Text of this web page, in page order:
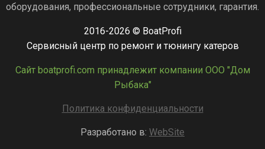
оборудования, профессиональные сотрудники, гарантия.
2016-2026 © BoatProfi
Сервисный центр по ремонт и тюнингу катеров
Сайт boatprofi.com принадлежит компании ООО "Дом
Рыбака"
Политика конфиденциальности
Разработано в: WebSite